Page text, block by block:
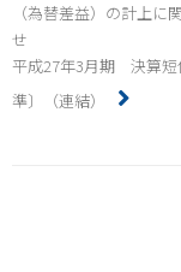
（為替差益）の計上に
せ
平成27年3月期 決算短
準〕（連結）